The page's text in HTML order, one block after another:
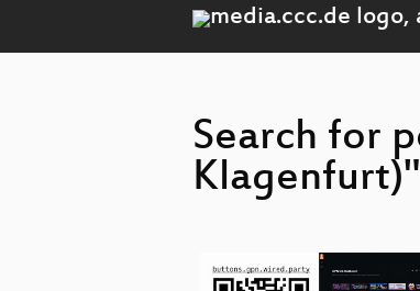
Search for